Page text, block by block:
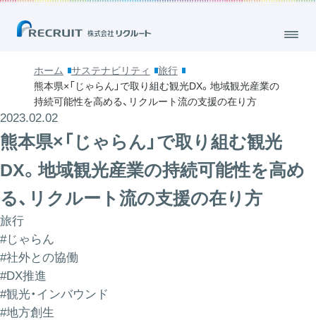
ホーム サステナビリティ
旅行
熊本県×「じゃらん」で取り組む観光DX。地域観光産業の
持続可能性を高める、リクルート流の支援の在り方
2023.02.02
熊本県×「じゃらん」で取り組む観光
DX。地域観光産業の持続可能性を高め
る、リクルート流の支援の在り方
旅行
#じゃらん
#社外との協働
#DX推進
#観光・インバウンド
#地方創生